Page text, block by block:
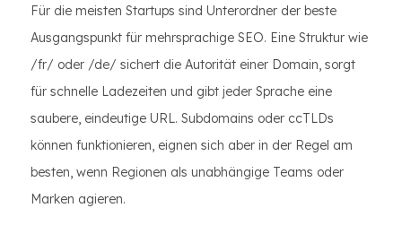
Für die meisten Startups sind Unterordner der beste
Ausgangspunkt für mehrsprachige SEO. Eine Struktur wie
/fr/ oder /de/ sichert die Autorität einer Domain, sorgt
für schnelle Ladezeiten und gibt jeder Sprache eine
saubere, eindeutige URL. Subdomains oder ccTLDs
können funktionieren, eignen sich aber in der Regel am
besten, wenn Regionen als unabhängige Teams oder
Marken agieren.